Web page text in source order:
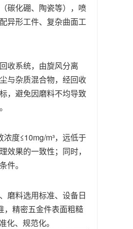
碳化硼、陶瓷等），喷
异形工件、复杂曲面工
收系统，由旋风分离
与杂质混合物，经回收
，避免因磨料不均导致
度≤10mg/m³，远低于
果的一致性；同时，
件。
磨料选用标准、设备日
，精密五金件表面粗糙
、规范化。